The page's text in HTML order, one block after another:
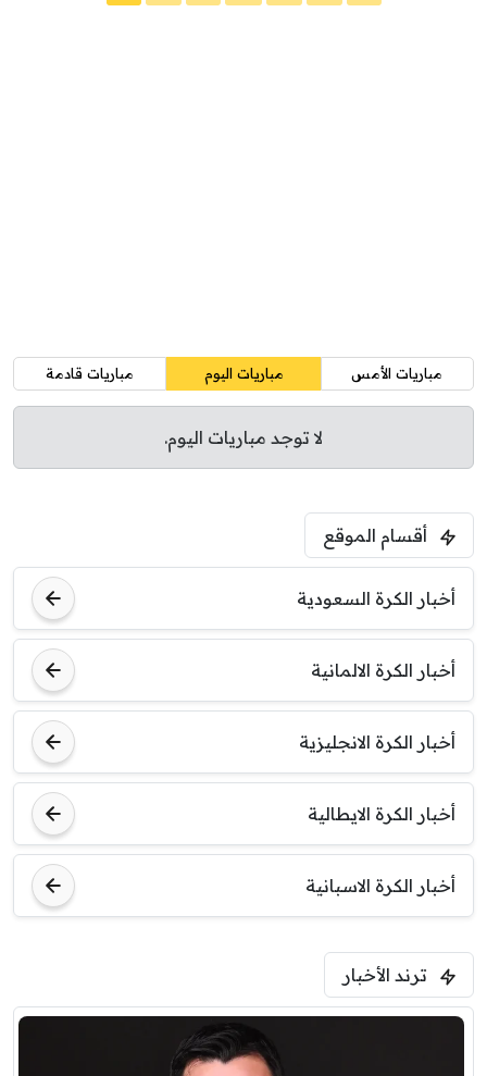
مباريات الأمس مباريات اليوم مباريات قادمة
لا توجد مباريات اليوم.
أقسام الموقع
أخبار الكرة السعودية
أخبار الكرة الالمانية
أخبار الكرة الانجليزية
أخبار الكرة الايطالية
أخبار الكرة الاسبانية
ترند الأخبار